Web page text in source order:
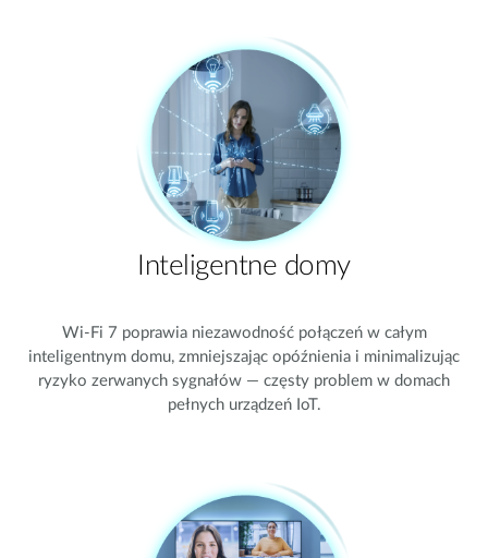
Inteligentne domy
Wi-Fi 7 poprawia niezawodność połączeń w całym
inteligentnym domu, zmniejszając opóźnienia i minimalizując
ryzyko zerwanych sygnałów — częsty problem w domach
pełnych urządzeń IoT.